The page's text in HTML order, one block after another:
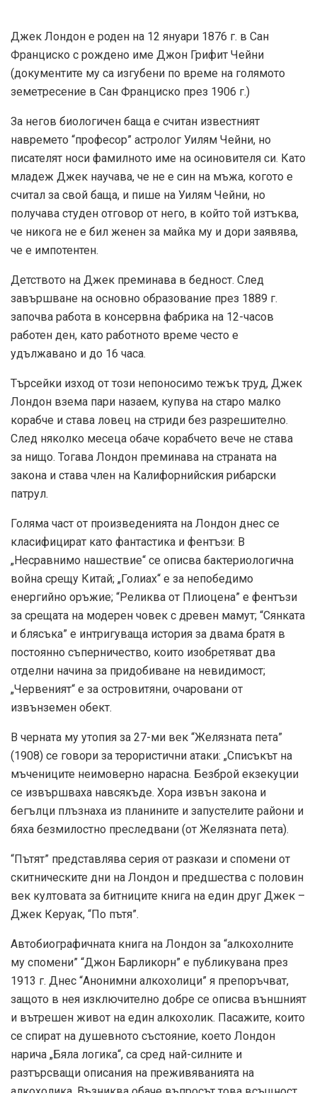
Джек Лондон е роден на 12 януари 1876 г. в Сан
Франциско с рождено име Джон Грифит Чейни
(документите му са изгубени по време на голямото
земетресение в Сан Франциско през 1906 г.)
За негов биологичен баща е считан известният
навремето “професор” астролог Уилям Чейни, но
писателят носи фамилното име на осиновителя си. Като
младеж Джек научава, че не е син на мъжа, когото е
считал за свой баща, и пише на Уилям Чейни, но
получава студен отговор от него, в който той изтъква,
че никога не е бил женен за майка му и дори заявява,
че е импотентен.
Детството на Джек преминава в бедност. След
завършване на основно образование през 1889 г.
започва работа в консервна фабрика на 12-часов
работен ден, като работното време често е
удължавано и до 16 часа.
Търсейки изход от този непоносимо тежък труд, Джек
Лондон взема пари назаем, купува на старо малко
корабче и става ловец на стриди без разрешително.
След няколко месеца обаче корабчето вече не става
за нищо. Тогава Лондон преминава на страната на
закона и става член на Калифорнийския рибарски
патрул.
Голяма част от произведенията на Лондон днес се
класифицират като фантастика и фентъзи: В
„Несравнимо нашествие“ се описва бактериологична
война срещу Китай; „Голиах“ е за непобедимо
енергийно оръжие; “Реликва от Плиоцена” е фентъзи
за срещата на модерен човек с древен мамут; “Сянката
и блясъка” е интригуваща история за двама братя в
постоянно съперничество, които изобретяват два
отделни начина за придобиване на невидимост;
„Червеният“ е за островитяни, очаровани от
извънземен обект.
В черната му утопия за 27-ми век “Желязната пета”
(1908) се говори за терористични атаки: „Списъкът на
мъчениците неимоверно нарасна. Безброй екзекуции
се извършваха навсякъде. Хора извън закона и
бегълци плъзнаха из планините и запустелите райони и
бяха безмилостно преследвани (от Желязната пета).
“Пътят” представлява серия от разкази и спомени от
скитническите дни на Лондон и предшества с половин
век култовата за битниците книга на един друг Джек –
Джек Керуак, “По пътя”.
Автобиографичната книга на Лондон за “алкохолните
му спомени” “Джон Барликорн” е публикувана през
1913 г. Днес “Анонимни алкохолици” я препоръчват,
защото в нея изключително добре се описва външният
и вътрешен живот на един алкохолик. Пасажите, които
се спират на душевното състояние, което Лондон
нарича „Бяла логика“, са сред най-силните и
разтърсващи описания на преживяванията на